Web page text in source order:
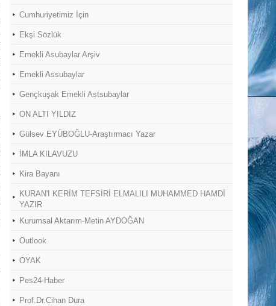
Cumhuriyetimiz İçin
Ekşi Sözlük
Emekli Asubaylar Arşiv
Emekli Assubaylar
Gençkuşak Emekli Astsubaylar
ON ALTI YILDIZ
Gülsev EYÜBOĞLU-Araştırmacı Yazar
İMLA KILAVUZU
Kira Bayanı
KURAN'I KERİM TEFSİRİ ELMALILI MUHAMMED HAMDİ
YAZIR
Kurumsal Aktarım-Metin AYDOĞAN
Outlook
OYAK
Pes24-Haber
Prof.Dr.Cihan Dura